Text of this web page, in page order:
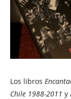
Los libros
Chile 1988-2011 y